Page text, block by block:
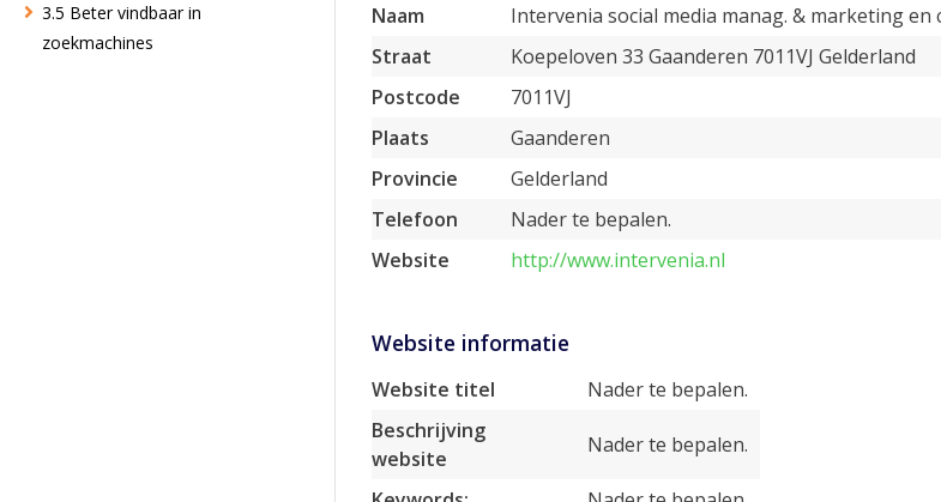
3.5 Beter vindbaar in
zoekmachines
Naam
Intervenia social media manag. & marketing en
Straat
Koepeloven 33 Gaanderen 7011VJ Gelderland
Postcode
7011VJ
Plaats
Gaanderen
Provincie
Gelderland
Telefoon
Nader te bepalen.
Website
http://www.intervenia.nl
Website informatie
Website titel
Nader te bepalen.
Beschrijving
website
Nader te bepalen.